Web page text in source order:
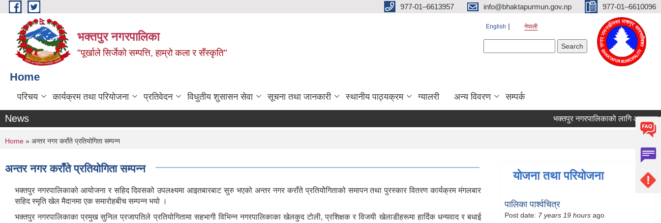
Skip to main content 977-01–6613957 info@bhaktapurmun.gov.np 977-01–6610096
भक्तपुर नगरपालिका
"पूर्खाले सिर्जेको सम्पत्ति, हाम्रो कला र सँस्कृति"
English नेपाली
Home
परिचय कार्यक्रम तथा परियोजना प्रतिवेदन विधुतीय शुसासन सेवा सूचना तथा जानकारी स्थानीय पाठ्यक्रम ग्यालरी अन्य विवरण सम्पर्क
News भक्तपुर नगरपालिकाको लागि आवश्यक
You are here
Home » अन्तर नगर कराँते प्रतियोगिता सम्पन्न
अन्तर नगर कराँते प्रतियोगिता सम्पन्न
भक्तपुर नगरपालिकाको आयोजना र सहिद दिवसको उपलक्ष्यमा आइतबारबाट सुरु भएको अन्तर नगर कराँते प्रतियोेगिताको समापन तथा पुरस्कार वितरण कार्यक्रम मंगलबार
सहिद स्मृति खेल मैदानमा एक समारोहबीच सम्पन्न भयो ।
भक्तपुर नगरपालिकाका प्रमुख सुनिल प्रजापतिले प्रतियोगितामा सहभागी विभिन्न नगरपालिकाका खेलकुद टोली, प्रशिक्षक र विजयी खेलाडीहरूमा हार्दिक धन्यवाद र बधाई
योजना तथा परियोजना
पालिका पार्श्वचित्र
Post date: 7 years 19 hours ago